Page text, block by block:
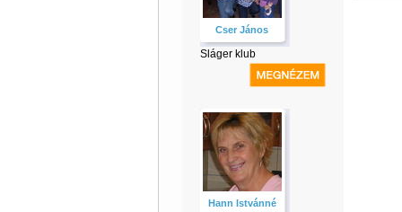
Cser János
Sláger klub
Hann Istvánné